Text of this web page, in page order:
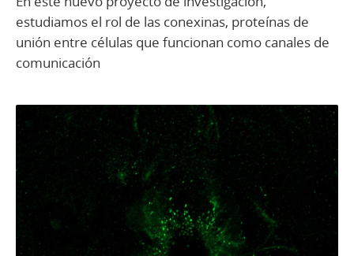
estudiamos el rol de las conexinas, proteínas de
unión entre células que funcionan como canales de
comunicación